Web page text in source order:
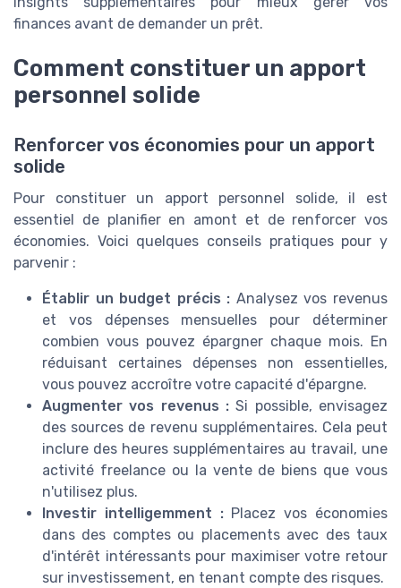
finances avant de demander un prêt.
Comment constituer un apport
personnel solide
Renforcer vos économies pour un apport
solide
Pour constituer un apport personnel solide, il est
essentiel de planifier en amont et de renforcer vos
économies. Voici quelques conseils pratiques pour y
parvenir :
Établir un budget précis : Analysez vos revenus
et vos dépenses mensuelles pour déterminer
combien vous pouvez épargner chaque mois. En
réduisant certaines dépenses non essentielles,
vous pouvez accroître votre capacité d'épargne.
Augmenter vos revenus : Si possible, envisagez
des sources de revenu supplémentaires. Cela peut
inclure des heures supplémentaires au travail, une
activité freelance ou la vente de biens que vous
n'utilisez plus.
Investir intelligemment :Placez vos économies
dans des comptes ou placements avec des taux
d'intérêt intéressants pour maximiser votre retour
sur investissement, en tenant compte des risques.